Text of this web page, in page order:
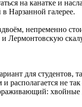
на канатке и
Нарзанной галерее.
непременно
Лермонтовскую
для студентов,
располагается не
хвойные